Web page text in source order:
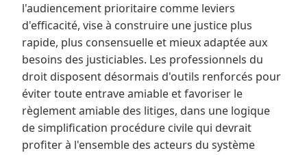
l'audiencement prioritaire comme leviers
d'efficacité, vise à construire une justice plus
rapide, plus consensuelle et mieux adaptée aux
besoins des justiciables. Les professionnels du
droit disposent désormais d'outils renforcés pour
éviter toute entrave amiable et favoriser le
règlement amiable des litiges, dans une logique
de simplification procédure civile qui devrait
profiter à l'ensemble des acteurs du système